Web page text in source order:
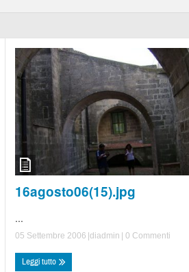
16agosto06(15).jpg
...
05 Settembre 2006 |diadmin | 0 Commenti
Leggi tutto